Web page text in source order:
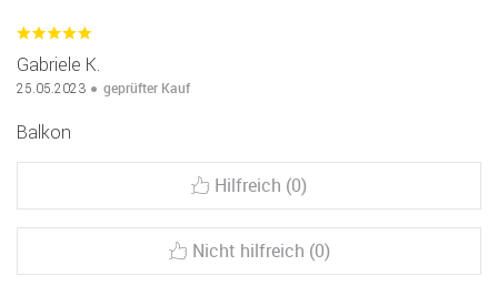
Gabriele K.
25.05.2023 geprüfter Kauf
Balkon
Hilfreich (0)
Nicht hilfreich (0)